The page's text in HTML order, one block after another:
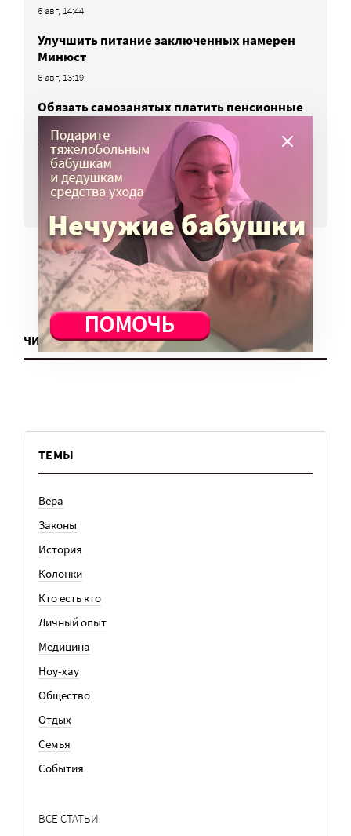
6 авг, 14:44
Улучшить питание заключенных намерен
Минюст
6 авг, 13:19
Обязать самозанятых платить пенсионные
взносы предлагают профсоюзы
6 авг, 10:51
ВСЕ НОВОСТИ
ЧИТАТЬ ЕЩЕ
ТЕМЫ
Вера
Законы
История
Колонки
Кто есть кто
Личный опыт
Медицина
Ноу-хау
Общество
Отдых
Семья
События
ВСЕ СТАТЬИ